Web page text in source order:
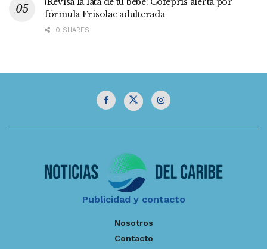
fórmula Frisolac adulterada
0 SHARES
Publicidad y contacto
Nosotros
Contacto